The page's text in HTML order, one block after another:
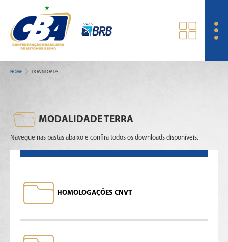
HOME DOWNLOADS
MODALIDADE TERRA
Navegue nas pastas abaixo e confira todos os downloads disponíveis.
HOMOLOGAÇÕES CNVT